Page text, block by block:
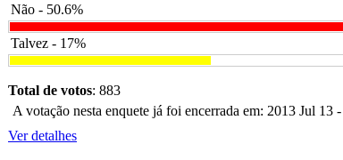
Não - 50.6%
Talvez - 17%
Total de votos: 883
A votação nesta enquete já foi encerrada em: 2013 Jul 13
Ver detalhes